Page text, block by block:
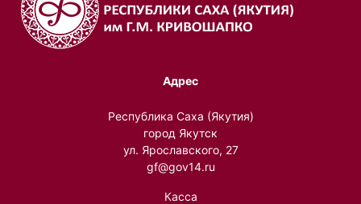
Адрес
Республика Саха (Якутия)
город Якутск
ул. Ярославского, 27
gf@gov14.ru
Касса